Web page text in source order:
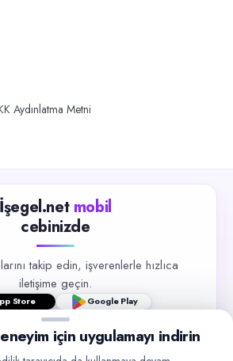
Aydınlatma Metni
İşegel.net mobil
cebinizde
takip edin, işverenlerle hızlıca
iletişime geçin.
Store Google Play
için uygulamayı indirin